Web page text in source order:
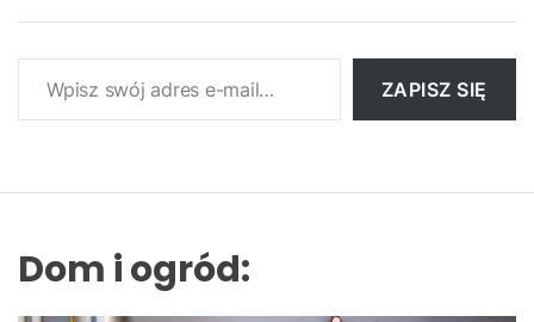
Wpisz swój adres e-mail…
ZAPISZ SIĘ
Dom i ogród: